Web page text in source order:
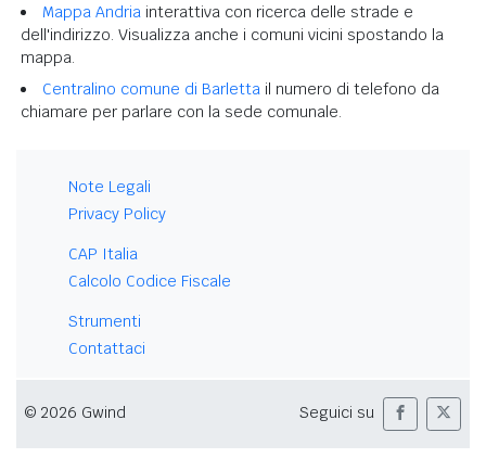
Mappa Andria interattiva con ricerca delle strade e
dell'indirizzo. Visualizza anche i comuni vicini spostando la
mappa.
Centralino comune di Barletta il numero di telefono da
chiamare per parlare con la sede comunale.
Note Legali
Privacy Policy
CAP Italia
Calcolo Codice Fiscale
Strumenti
Contattaci
© 2026 Gwind Seguici su